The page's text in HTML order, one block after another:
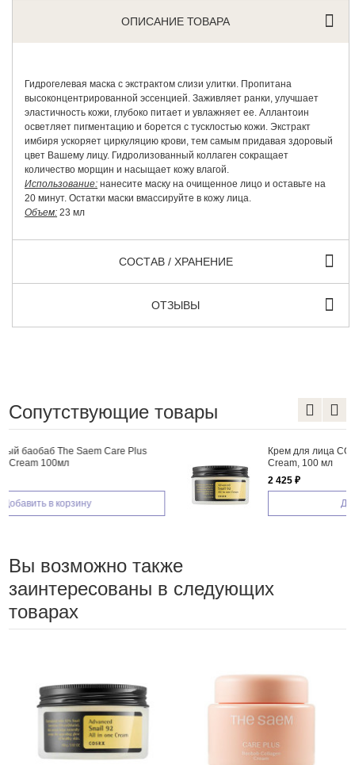
ОПИСАНИЕ ТОВАРА
Гидрогелевая маска с экстрактом слизи улитки. Пропитана
высоконцентрированной эссенцией. Заживляет ранки, улучшает
эластичность кожи, глубоко питает и увлажняет ее. Аллантоин
осветляет пигментацию и борется с тусклостью кожи. Экстракт
имбиря ускоряет циркуляцию крови, тем самым придавая здоровый
цвет Вашему лицу. Гидролизованный коллаген сокращает
количество морщин и насыщает кожу влагой.
Использование: нанесите маску на очищенное лицо и оставьте на
20 минут. Остатки маски вмассируйте в кожу лица.
Объем: 23 мл
СОСТАВ / ХРАНЕНИЕ
ОТЗЫВЫ
Сопутствующие товары
Крем для лица COSRX Advanced Snail 92 All in one
Добавить в корзину
Вы возможно также
заинтересованы в следующих
товарах